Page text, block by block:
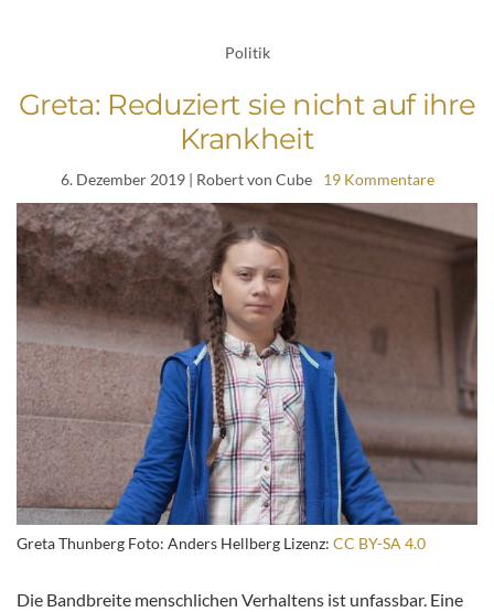
Politik
Greta: Reduziert sie nicht auf ihre
Krankheit
6. Dezember 2019| Robert von Cube 19 Kommentare
Greta Thunberg Foto: Anders Hellberg Lizenz: CC BY-SA 4.0
Die Bandbreite menschlichen Verhaltens ist unfassbar. Eine